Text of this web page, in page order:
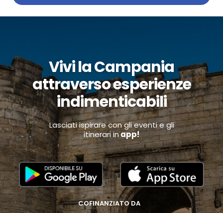
Vivi la Campania
attraverso esperienze
indimenticabili
Lasciati ispirare con gli eventi e gli
itinerari inapp!
COFINANZIATO DA